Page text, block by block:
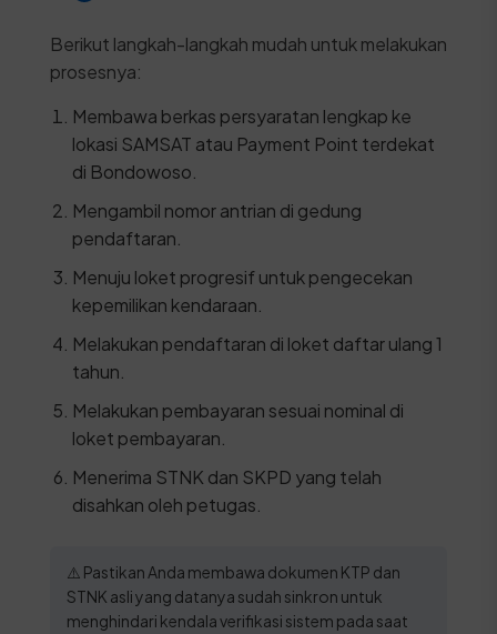
Berikut langkah-langkah mudah untuk melakukan
prosesnya:
Membawa berkas persyaratan lengkap ke
lokasi SAMSAT atau Payment Point terdekat
di Bondowoso.
Mengambil nomor antrian di gedung
pendaftaran.
Menuju loket progresif untuk pengecekan
kepemilikan kendaraan.
Melakukan pendaftaran di loket daftar ulang 1
tahun.
Melakukan pembayaran sesuai nominal di
loket pembayaran.
Menerima STNK dan SKPD yang telah
disahkan oleh petugas.
⚠️ Pastikan Anda membawa dokumen KTP dan
STNK asli yang datanya sudah sinkron untuk
menghindari kendala verifikasi sistem pada saat